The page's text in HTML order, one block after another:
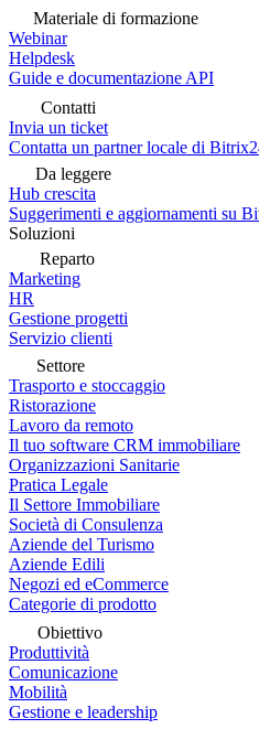
Materiale di formazione
Webinar
Helpdesk
Guide e documentazione API
Contatti
Invia un ticket
Contatta un partner locale di
Da leggere
Hub crescita
Suggerimenti e aggiornamenti su
Soluzioni
Reparto
Marketing
HR
Gestione progetti
Servizio clienti
Settore
Trasporto e stoccaggio
Ristorazione
Lavoro da remoto
Il tuo software CRM immobiliare
Organizzazioni Sanitarie
Pratica Legale
Il Settore Immobiliare
Società di Consulenza
Aziende del Turismo
Aziende Edili
Negozi ed eCommerce
Categorie di prodotto
Obiettivo
Produttività
Comunicazione
Mobilità
Gestione e leadership